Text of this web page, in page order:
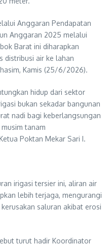
Anggaran Pendapatan
Anggaran 2025 melalui
Barat ini diharapkan
distribusi air ke lahan
Kamis (25/6/2026).
hidup dari sektor
bukan sekadar bangunan
nadi bagi keberlangsungan
tanam
Poktan Mekar Sari I.
irigasi tersier ini, aliran air
lebih terjaga, mengurangi
saluran akibat erosi
turut hadir Koordinator